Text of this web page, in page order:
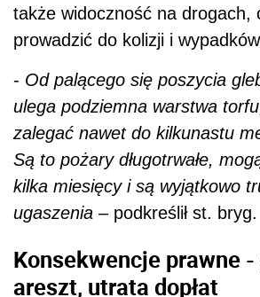
także widoczność na drogach,
prowadzić do kolizji i
- Od palącego się poszycia
ulega podziemna warstwa
zalegać nawet do kilkunastu
Są to pożary długotrwałe,
kilka miesięcy i są wyjątkowo
ugaszenia – podkreślił st.
Konsekwencje prawne
areszt, utrata dopłat